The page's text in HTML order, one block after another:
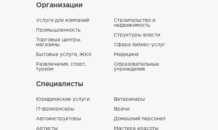
Организации
Услуги для компаний
Промышленность
Торговые центры,
магазины
Бытовые услуги, ЖКХ
Развлечения, спорт,
туризм
Строительство и
недвижимость
Структуры власти
Сфера бизнес-услуг
Медицина
Образовательные
учреждения
Специалисты
Юридические услуги
IT-фрилансеры
Автоинструкторы
Артисты
Ветеринары
Врачи
Домашний персонал
Мастера красоты